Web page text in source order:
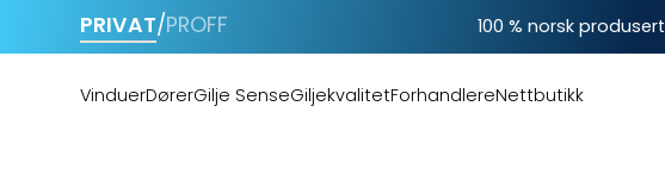
PRIVAT/PROFF 100 % norsk produsert
VinduerDørerGilje SenseGiljekvalitetForhandlereNettbutikk